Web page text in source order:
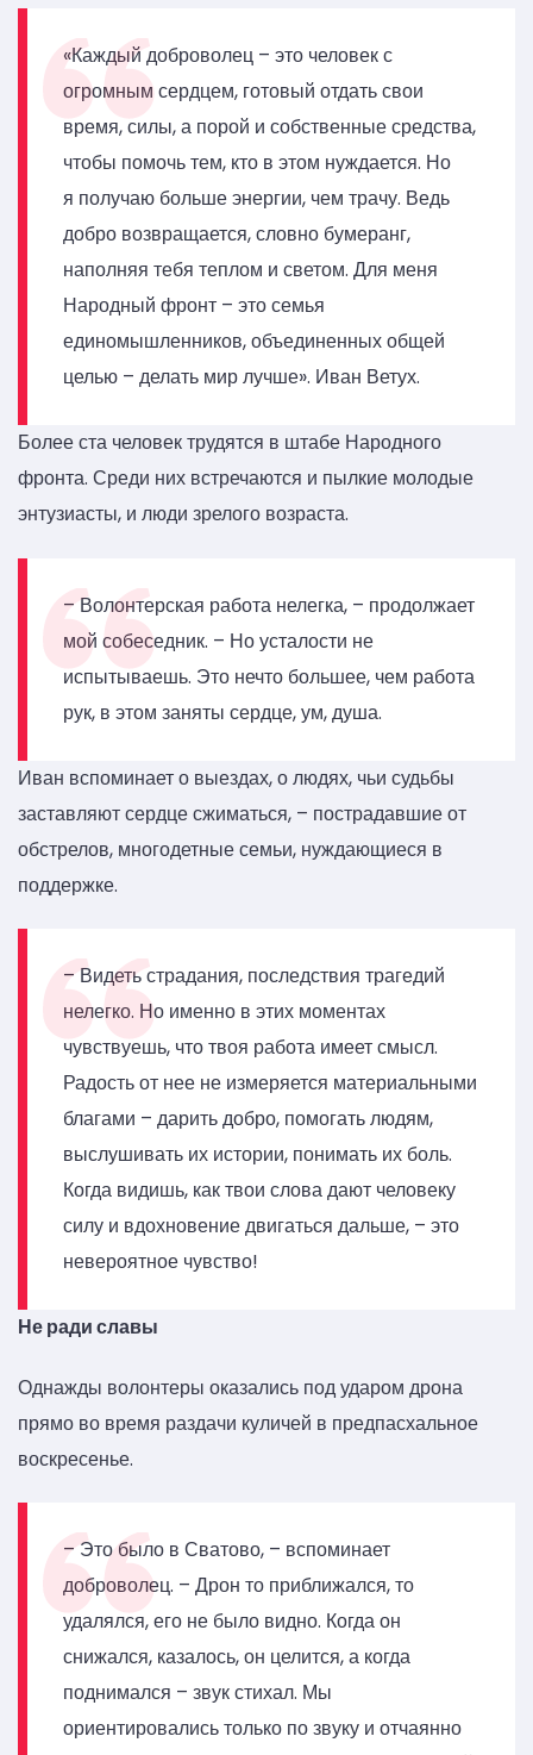
«Каждый доброволец – это человек с
огромным сердцем, готовый отдать свои
время, силы, а порой и собственные средства,
чтобы помочь тем, кто в этом нуждается. Но
я получаю больше энергии, чем трачу. Ведь
добро возвращается, словно бумеранг,
наполняя тебя теплом и светом. Для меня
Народный фронт – это семья
единомышленников, объединенных общей
целью – делать мир лучше». Иван Ветух.
Более ста человек трудятся в штабе Народного
фронта. Среди них встречаются и пылкие молодые
энтузиасты, и люди зрелого возраста.
– Волонтерская работа нелегка, – продолжает
мой собеседник. – Но усталости не
испытываешь. Это нечто большее, чем работа
рук, в этом заняты сердце, ум, душа.
Иван вспоминает о выездах, о людях, чьи судьбы
заставляют сердце сжиматься, – пострадавшие от
обстрелов, многодетные семьи, нуждающиеся в
поддержке.
– Видеть страдания, последствия трагедий
нелегко. Но именно в этих моментах
чувствуешь, что твоя работа имеет смысл.
Радость от нее не измеряется материальными
благами – дарить добро, помогать людям,
выслушивать их истории, понимать их боль.
Когда видишь, как твои слова дают человеку
силу и вдохновение двигаться дальше, – это
невероятное чувство!
Не ради славы
Однажды волонтеры оказались под ударом дрона
прямо во время раздачи куличей в предпасхальное
воскресенье.
– Это было в Сватово, – вспоминает
доброволец. – Дрон то приближался, то
удалялся, его не было видно. Когда он
снижался, казалось, он целится, а когда
поднимался – звук стихал. Мы
ориентировались только по звуку и отчаянно